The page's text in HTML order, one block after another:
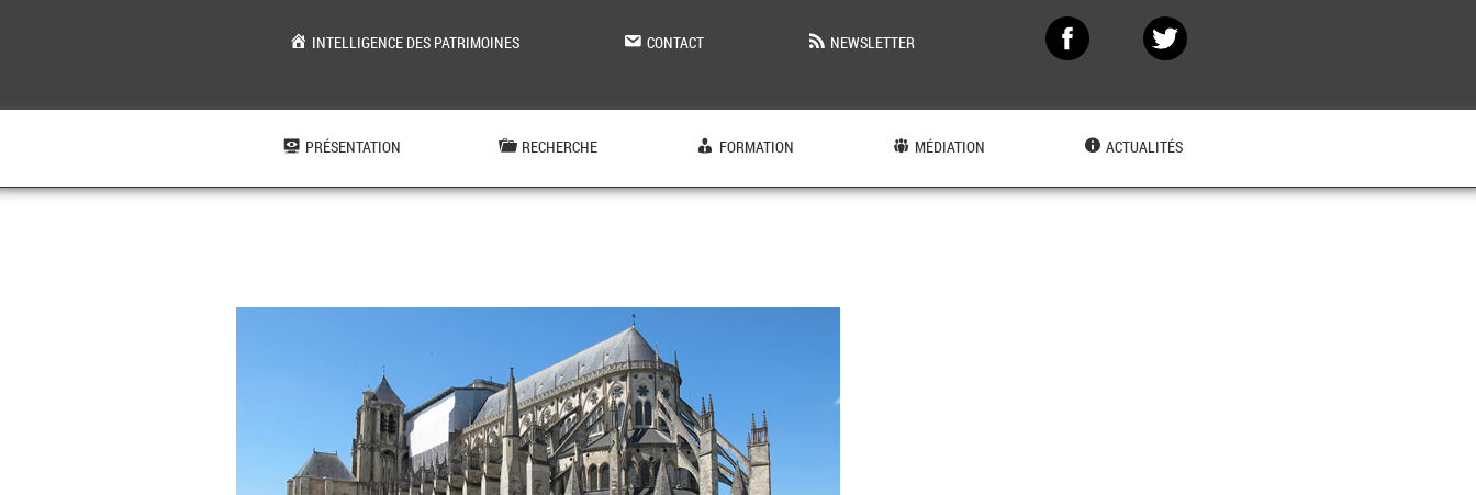
INTELLIGENCE DES PATRIMOINES CONTACT NEWSLETTER
PRÉSENTATION RECHERCHE FORMATION MÉDIATION ACTUALITÉS